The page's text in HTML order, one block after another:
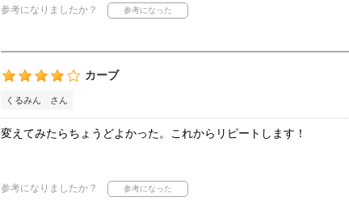
参考になりましたか？
カーブ
くるみん さん
変えてみたらちょうどよかった。これからリピートします！
参考になりましたか？